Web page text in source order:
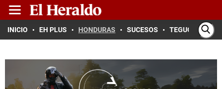
INICIO EH PLUS HONDURAS SUCESOS TEGUCIGALPA